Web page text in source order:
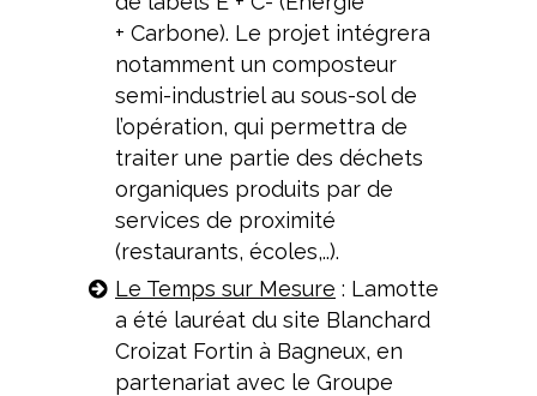
+ Carbone). Le projet intégrera
notamment un composteur
semi-industriel au sous-sol de
l’opération, qui permettra de
traiter une partie des déchets
organiques produits par de
services de proximité
(restaurants, écoles,..).
Le Temps sur Mesure : Lamotte
a été lauréat du site Blanchard
Croizat Fortin à Bagneux, en
partenariat avec le Groupe